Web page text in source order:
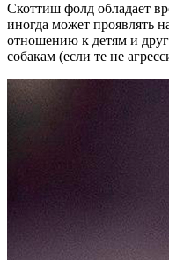
Скоттиш фолд обладает
иногда может проявлять
отношению к детям и
собакам (если те не